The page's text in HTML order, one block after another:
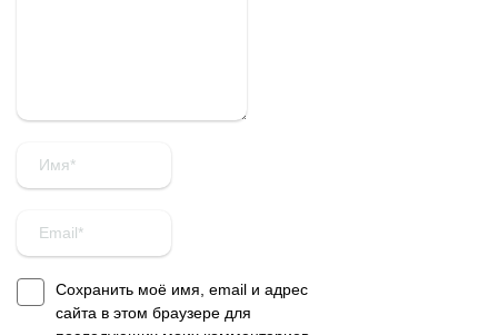
Сохранить моё имя, email и адрес
сайта в этом браузере для